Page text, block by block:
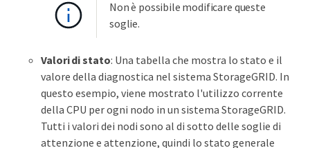
Non è possibile modificare queste
soglie.
Valori di stato: Una tabella che mostra lo stato e il
valore della diagnostica nel sistema StorageGRID. In
questo esempio, viene mostrato l'utilizzo corrente
della CPU per ogni nodo in un sistema StorageGRID.
Tutti i valori dei nodi sono al di sotto delle soglie di
attenzione e attenzione, quindi lo stato generale